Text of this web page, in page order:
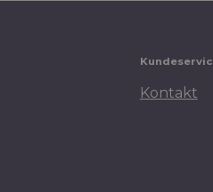
Kontakt